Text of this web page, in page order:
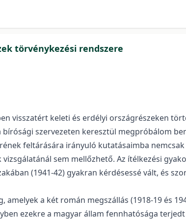
törvénykezési rendszere
visszatért keleti és erdélyi országrészeken
szervezeten keresztül megpróbálom
feltárására irányuló kutatásaimba
sem mellőzhető. Az ítélkezési
(1941-42) gyakran kérdésessé vált, és
amelyek a két román megszállás (1918-19 és
ezekre a magyar állam fennhatósága